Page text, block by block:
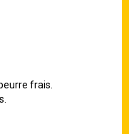
frais.